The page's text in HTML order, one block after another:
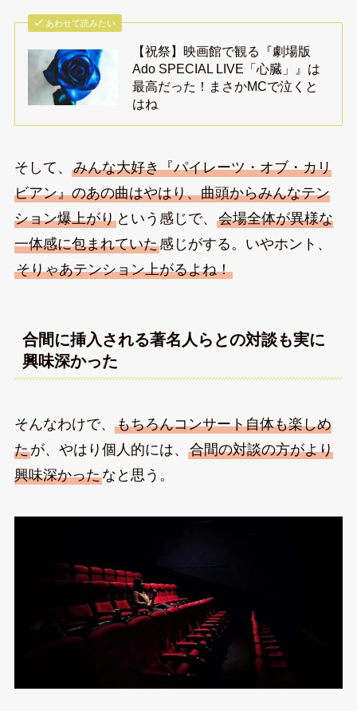
あわせて読みたい
【祝祭】映画館で観る『劇場版
Ado SPECIAL LIVE「心臓」』は
最高だった！まさかMCで泣くと
はね
そして、 みんな大好き『パイレーツ・オブ・カリ
ビアン』のあの曲はやはり、曲頭からみんなテン
ション爆上がりという感じで、 会場全体が異様な
一体感に包まれていた感じがする。いやホント、
そりゃあテンション上がるよね！
合間に挿入される著名人らとの対談も実に
興味深かった
そんなわけで、 もちろんコンサート自体も楽しめ
たが、やはり個人的には、 合間の対談の方がより
興味深かったなと思う。